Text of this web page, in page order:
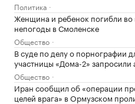
Политика
Женщина и ребенок погибли во
непогоды в Смоленске
Общество
В суде по делу о порнографии
участницы «Дома-2» запросили
Общество
Иран сообщил об «операции
целей врага» в Ормузском